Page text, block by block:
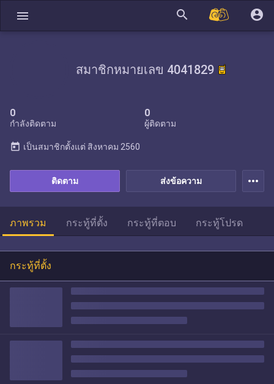
menu search account_circle
สมาชิกหมายเลข 4041829
0
กำลังติดตาม
0
ผู้ติดตาม
ส่งข้อความ
ติดตาม
today เป็นสมาชิกตั้งแต่ สิงหาคม 2560
more_horiz
ภาพรวม กระทู้ที่ตั้ง กระทู้ที่ตอบ กระทู้โปรด
กระทู้ที่ตั้ง